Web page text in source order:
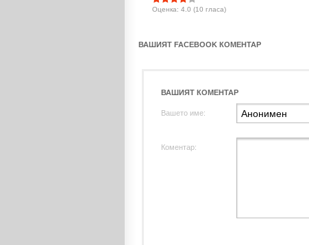
Оценка: 4.0 (10 гласа)
ВАШИЯТ FACEBOOK КОМЕНТАР
ВАШИЯТ КОМЕНТАР
Вашето име:
Коментар: